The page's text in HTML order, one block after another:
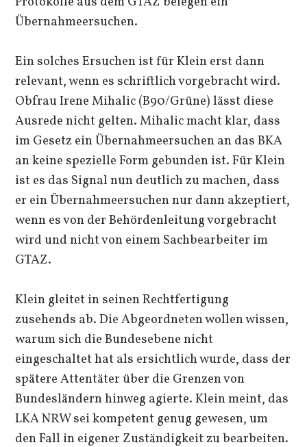
Übernahmeersuchen.
Ein solches Ersuchen ist für Klein erst dann
relevant, wenn es schriftlich vorgebracht wird.
Obfrau Irene Mihalic (B90/Grüne) lässt diese
Ausrede nicht gelten. Mihalic macht klar, dass
im Gesetz ein Übernahmeersuchen an das BKA
an keine spezielle Form gebunden ist. Für Klein
ist es das Signal nun deutlich zu machen, dass
er ein Übernahmeersuchen nur dann akzeptiert,
wenn es von der Behördenleitung vorgebracht
wird und nicht von einem Sachbearbeiter im
GTAZ.
Klein gleitet in seinen Rechtfertigung
zusehends ab. Die Abgeordneten wollen wissen,
warum sich die Bundesebene nicht
eingeschaltet hat als ersichtlich wurde, dass der
spätere Attentäter über die Grenzen von
Bundesländern hinweg agierte. Klein meint, das
LKA NRW sei kompetent genug gewesen, um
den Fall in eigener Zuständigkeit zu bearbeiten.